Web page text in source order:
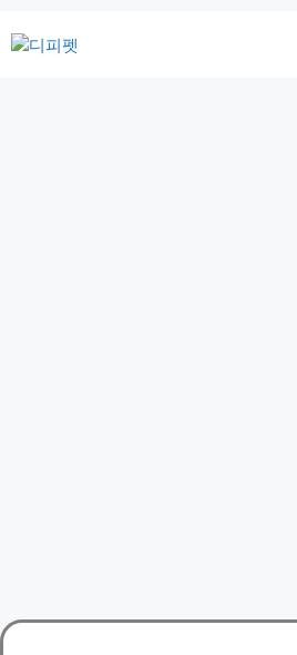
텐